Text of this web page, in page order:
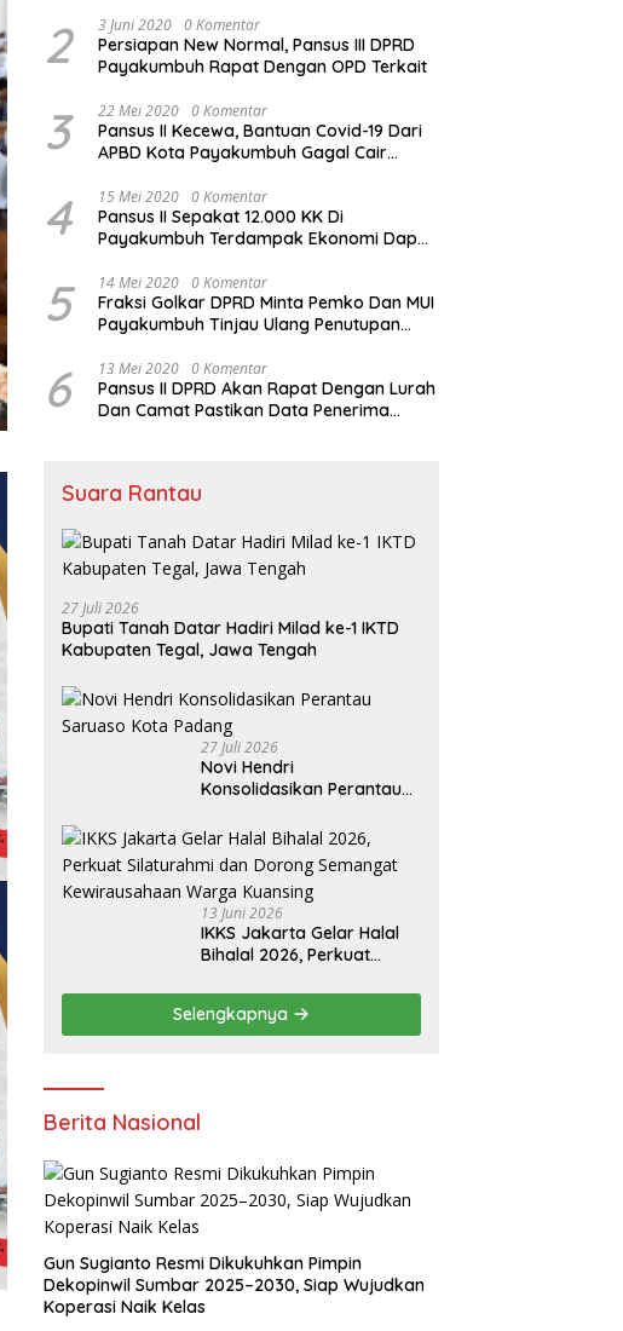
2 3 Juni 2020 0 Komentar
Persiapan New Normal, Pansus III DPRD
Payakumbuh Rapat Dengan OPD Terkait
3 22 Mei 2020 0 Komentar
Pansus II Kecewa, Bantuan Covid-19 Dari
APBD Kota Payakumbuh Gagal Cair
4 15 Mei 2020 0 Komentar
Pansus II Sepakat 12.000 KK Di
Payakumbuh Terdampak Ekonomi Dapat
5 14 Mei 2020 0 Komentar
Fraksi Golkar DPRD Minta Pemko Dan MUI
Payakumbuh Tinjau Ulang Penutupan
6 13 Mei 2020 0 Komentar
Pansus II DPRD Akan Rapat Dengan Lurah
Dan Camat Pastikan Data Penerima
Suara Rantau
27 Juli 2026
Bupati Tanah Datar Hadiri Milad ke-1 IKTD
Kabupaten Tegal, Jawa Tengah
27 Juli 2026
Novi Hendri
Konsolidasikan Perantau
13 Juni 2026
IKKS Jakarta Gelar Halal
Bihalal 2026, Perkuat
Semangat Kewirausahaan
Warga Kuansing
Selengkapnya
Berita Nasional
Gun Sugianto Resmi Dikukuhkan Pimpin
Dekopinwil Sumbar 2025–2030, Siap Wujudkan
Koperasi Naik Kelas